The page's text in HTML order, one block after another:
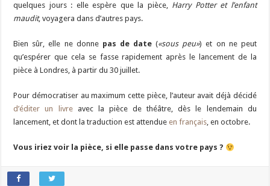
quelques jours : elle espère que la pièce, Harry Potter et l’enfant
maudit, voyagera dans d’autres pays.
Bien sûr, elle ne donne pas de date («sous peu») et on ne peut
qu’espérer que cela se fasse rapidement après le lancement de la
pièce à Londres, à partir du 30 juillet.
Pour démocratiser au maximum cette pièce, l’auteur avait déjà décidé
d’éditer un livreavec la pièce de théâtre, dès le lendemain du
lancement, et dont la traduction est attendue en français, en octobre.
Vous iriez voir la pièce, si elle passe dans votre pays ?